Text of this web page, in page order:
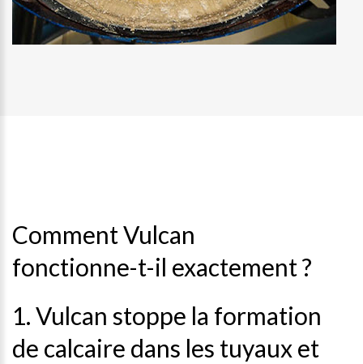
Comment Vulcan
fonctionne-t-il exactement ?
1. Vulcan stoppe la formation
de calcaire dans les tuyaux et